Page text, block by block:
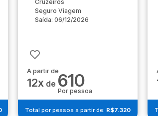
Cruzeiros
Seguro Viagem
Saída: 06/12/2026
A partir de
12x de 610
Por pessoa
Total por pessoa a partir de: R$7.320